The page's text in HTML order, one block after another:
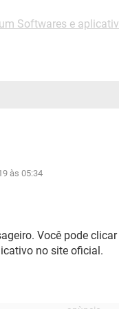
Softwares e
às 05:34
Você pode clicar
no site oficial.